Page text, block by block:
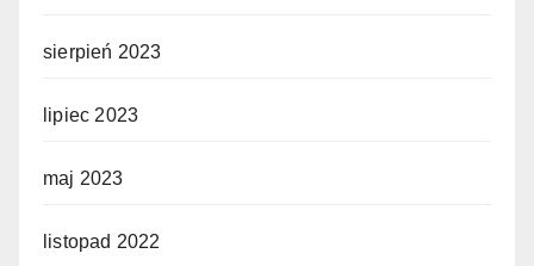
sierpień 2023
lipiec 2023
maj 2023
listopad 2022